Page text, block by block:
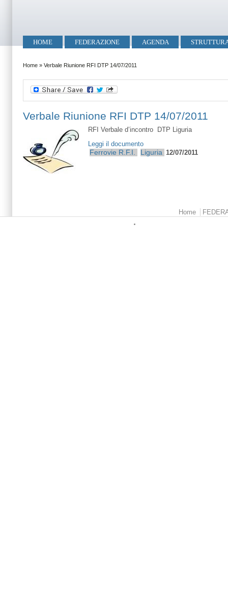
Menu principale
HOME FEDERAZIONE AGENDA
Tu sei qui
Home » Verbale Riunione RFI DTP 14/07/2011
Verbale Riunione RFI DTP 14/07/2011
RFI Verbale d’incontro DTP Liguria
Leggi il documento
Ferrovie R.F.I. Liguria 12/07/2011
Home